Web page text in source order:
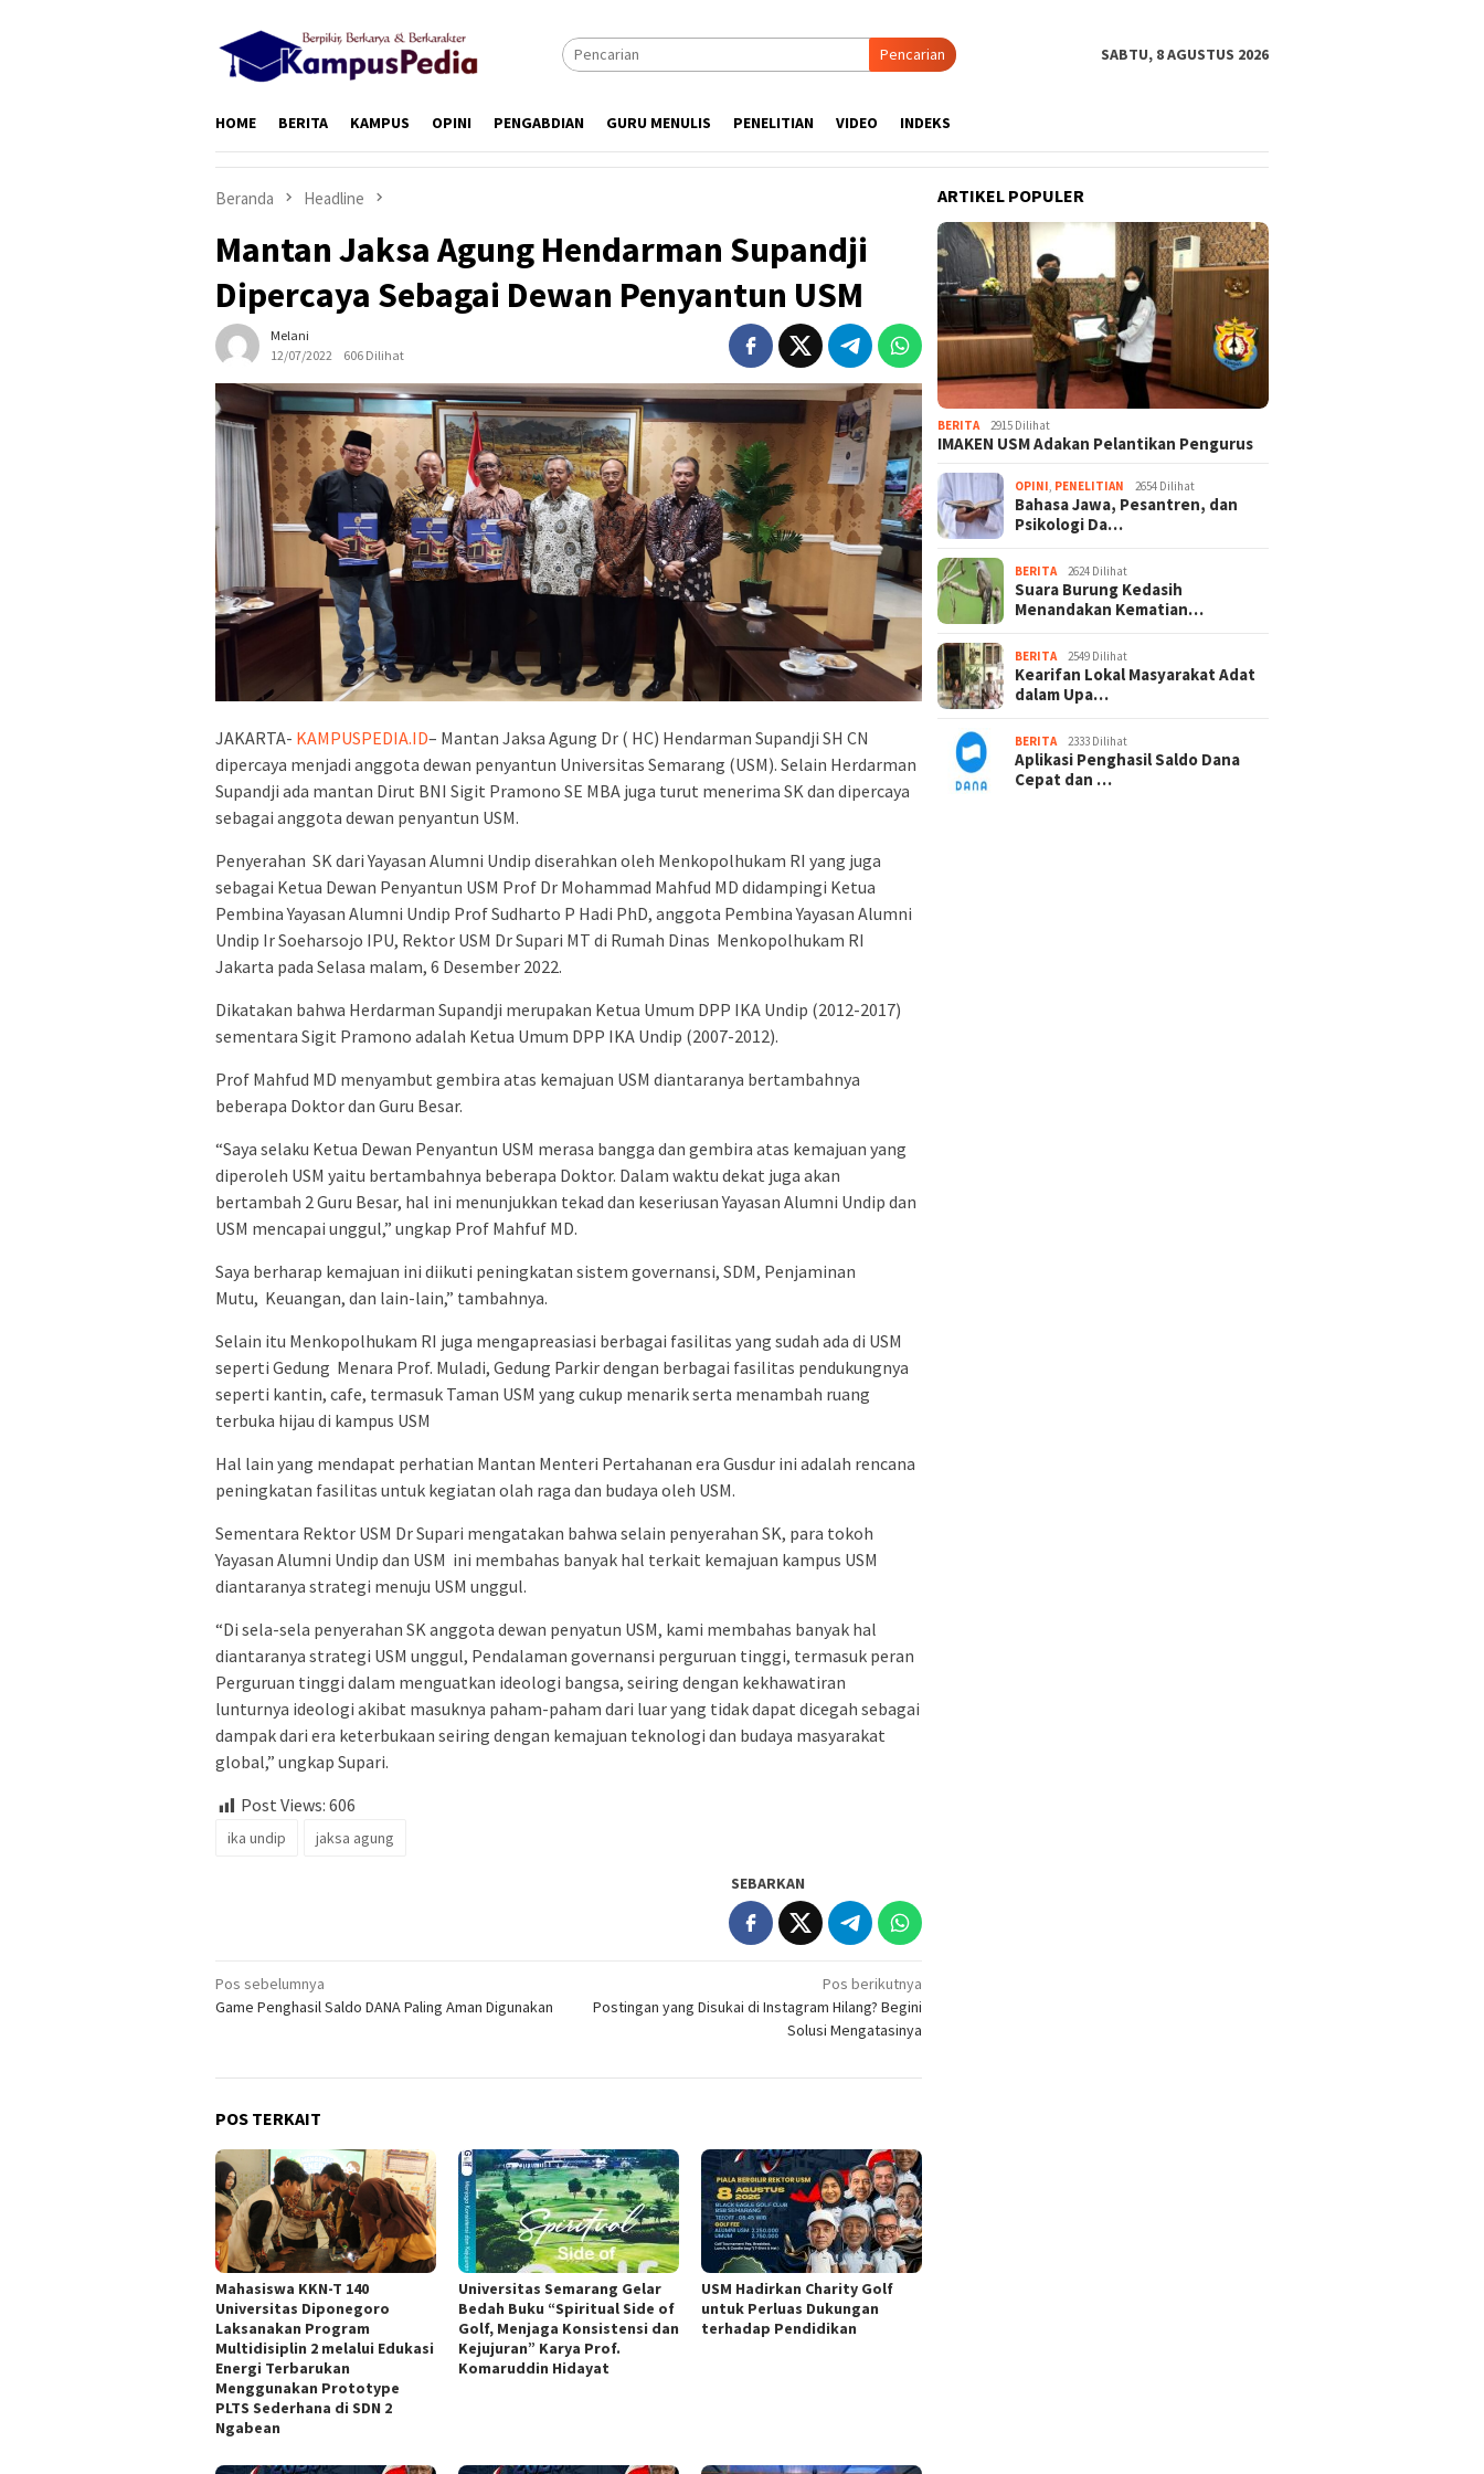
Pencarian SABTU, 8 AGUSTUS 2026
HOME BERITA KAMPUS OPINI PENGABDIAN GURU MENULIS PENELITIAN VIDEO INDEKS
Beranda Headline
Mantan Jaksa Agung Hendarman Supandji
Dipercaya Sebagai Dewan Penyantun USM
Melani
12/07/2022
606 Dilihat
JAKARTA- KAMPUSPEDIA.ID– Mantan Jaksa Agung Dr ( HC) Hendarman Supandji SH CN
dipercaya menjadi anggota dewan penyantun Universitas Semarang (USM). Selain Herdarman
Supandji ada mantan Dirut BNI Sigit Pramono SE MBA juga turut menerima SK dan dipercaya
sebagai anggota dewan penyantun USM.
Penyerahan SK dari Yayasan Alumni Undip diserahkan oleh Menkopolhukam RI yang juga
sebagai Ketua Dewan Penyantun USM Prof Dr Mohammad Mahfud MD didampingi Ketua
Pembina Yayasan Alumni Undip Prof Sudharto P Hadi PhD, anggota Pembina Yayasan Alumni
Undip Ir Soeharsojo IPU, Rektor USM Dr Supari MT di Rumah Dinas Menkopolhukam RI
Jakarta pada Selasa malam, 6 Desember 2022.
Dikatakan bahwa Herdarman Supandji merupakan Ketua Umum DPP IKA Undip (2012-2017)
sementara Sigit Pramono adalah Ketua Umum DPP IKA Undip (2007-2012).
Prof Mahfud MD menyambut gembira atas kemajuan USM diantaranya bertambahnya
beberapa Doktor dan Guru Besar.
“Saya selaku Ketua Dewan Penyantun USM merasa bangga dan gembira atas kemajuan yang
diperoleh USM yaitu bertambahnya beberapa Doktor. Dalam waktu dekat juga akan
bertambah 2 Guru Besar, hal ini menunjukkan tekad dan keseriusan Yayasan Alumni Undip dan
USM mencapai unggul,” ungkap Prof Mahfuf MD.
Saya berharap kemajuan ini diikuti peningkatan sistem governansi, SDM, Penjaminan
Mutu, Keuangan, dan lain-lain,” tambahnya.
Selain itu Menkopolhukam RI juga mengapreasiasi berbagai fasilitas yang sudah ada di USM
seperti Gedung Menara Prof. Muladi, Gedung Parkir dengan berbagai fasilitas pendukungnya
seperti kantin, cafe, termasuk Taman USM yang cukup menarik serta menambah ruang
terbuka hijau di kampus USM
Hal lain yang mendapat perhatian Mantan Menteri Pertahanan era Gusdur ini adalah rencana
peningkatan fasilitas untuk kegiatan olah raga dan budaya oleh USM.
Sementara Rektor USM Dr Supari mengatakan bahwa selain penyerahan SK, para tokoh
Yayasan Alumni Undip dan USM ini membahas banyak hal terkait kemajuan kampus USM
diantaranya strategi menuju USM unggul.
“Di sela-sela penyerahan SK anggota dewan penyatun USM, kami membahas banyak hal
diantaranya strategi USM unggul, Pendalaman governansi perguruan tinggi, termasuk peran
Perguruan tinggi dalam menguatkan ideologi bangsa, seiring dengan kekhawatiran
lunturnya ideologi akibat masuknya paham-paham dari luar yang tidak dapat dicegah sebagai
dampak dari era keterbukaan seiring dengan kemajuan teknologi dan budaya masyarakat
global,” ungkap Supari.
Post Views: 606
ika undip jaksa agung
SEBARKAN
Navigasi
pos
Pos sebelumnya
Game Penghasil Saldo DANA Paling Aman Digunakan
Pos berikutnya
Postingan yang Disukai di Instagram Hilang? Begini
Solusi Mengatasinya
POS TERKAIT
Mahasiswa KKN-T 140
Universitas Diponegoro
Laksanakan Program
Multidisiplin 2 melalui Edukasi
Energi Terbarukan
Menggunakan Prototype
PLTS Sederhana di SDN 2
Ngabean
Universitas Semarang Gelar
Bedah Buku “Spiritual Side of
Golf, Menjaga Konsistensi dan
Kejujuran” Karya Prof.
Komaruddin Hidayat
USM Hadirkan Charity Golf
untuk Perluas Dukungan
terhadap Pendidikan
ARTIKEL POPULER
BERITA 2915 Dilihat
IMAKEN USM Adakan Pelantikan Pengurus
OPINI PENELITIAN 2654 Dilihat
Bahasa Jawa, Pesantren, dan
Psikologi Da…
BERITA 2624 Dilihat
Suara Burung Kedasih
Menandakan Kematian…
BERITA 2549 Dilihat
Kearifan Lokal Masyarakat Adat
dalam Upa…
BERITA 2333 Dilihat
Aplikasi Penghasil Saldo Dana
Cepat dan …